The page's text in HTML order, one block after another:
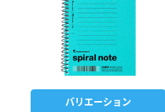
バリエーション